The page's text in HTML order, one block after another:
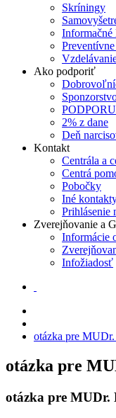
Skríningy
Informačné
Ako podporiť
2% z dane
Deň
Kontakt
Centrála a
Centrá
Pobočky
Iné
Prihlásenie
Zverejňovanie a
Informácie
Infožiadosť
otázka pre
otázka pre
otázka pre MUDr.